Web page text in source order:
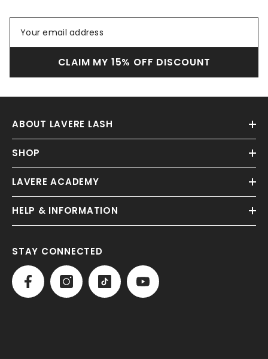
CLAIM MY 15% OFF DISCOUNT
ABOUT LAVERE LASH
SHOP
LAVERE ACADEMY
HELP & INFORMATION
STAY CONNECTED